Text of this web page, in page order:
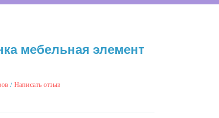
мебельная элемент
/ Написать отзыв